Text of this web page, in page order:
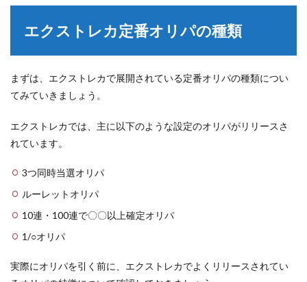
エクストレカ定番オリパの種類
まずは、エクストレカで展開されている定番オリパの種類につい
てみていきましょう。
エクストレカでは、主に以下のような設定のオリパがリリースさ
れています。
3つ同時当選オリパ
ルーレットオリパ
10連・100連で〇〇以上確定オリパ
1/○オリパ
実際にオリパを引く前に、エクストレカでよくリリースされてい